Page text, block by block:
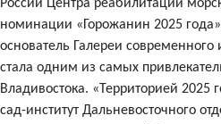
России Центра реабилитации
номинации «Горожанин 2025
основатель Галереи современного
стала одним из самых
Владивостока. «Территорией 2025
сад-институт Дальневосточного